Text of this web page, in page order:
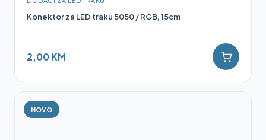
Konektor za LED traku 5050 / RGB, 15cm
2,00 KM
NOVO